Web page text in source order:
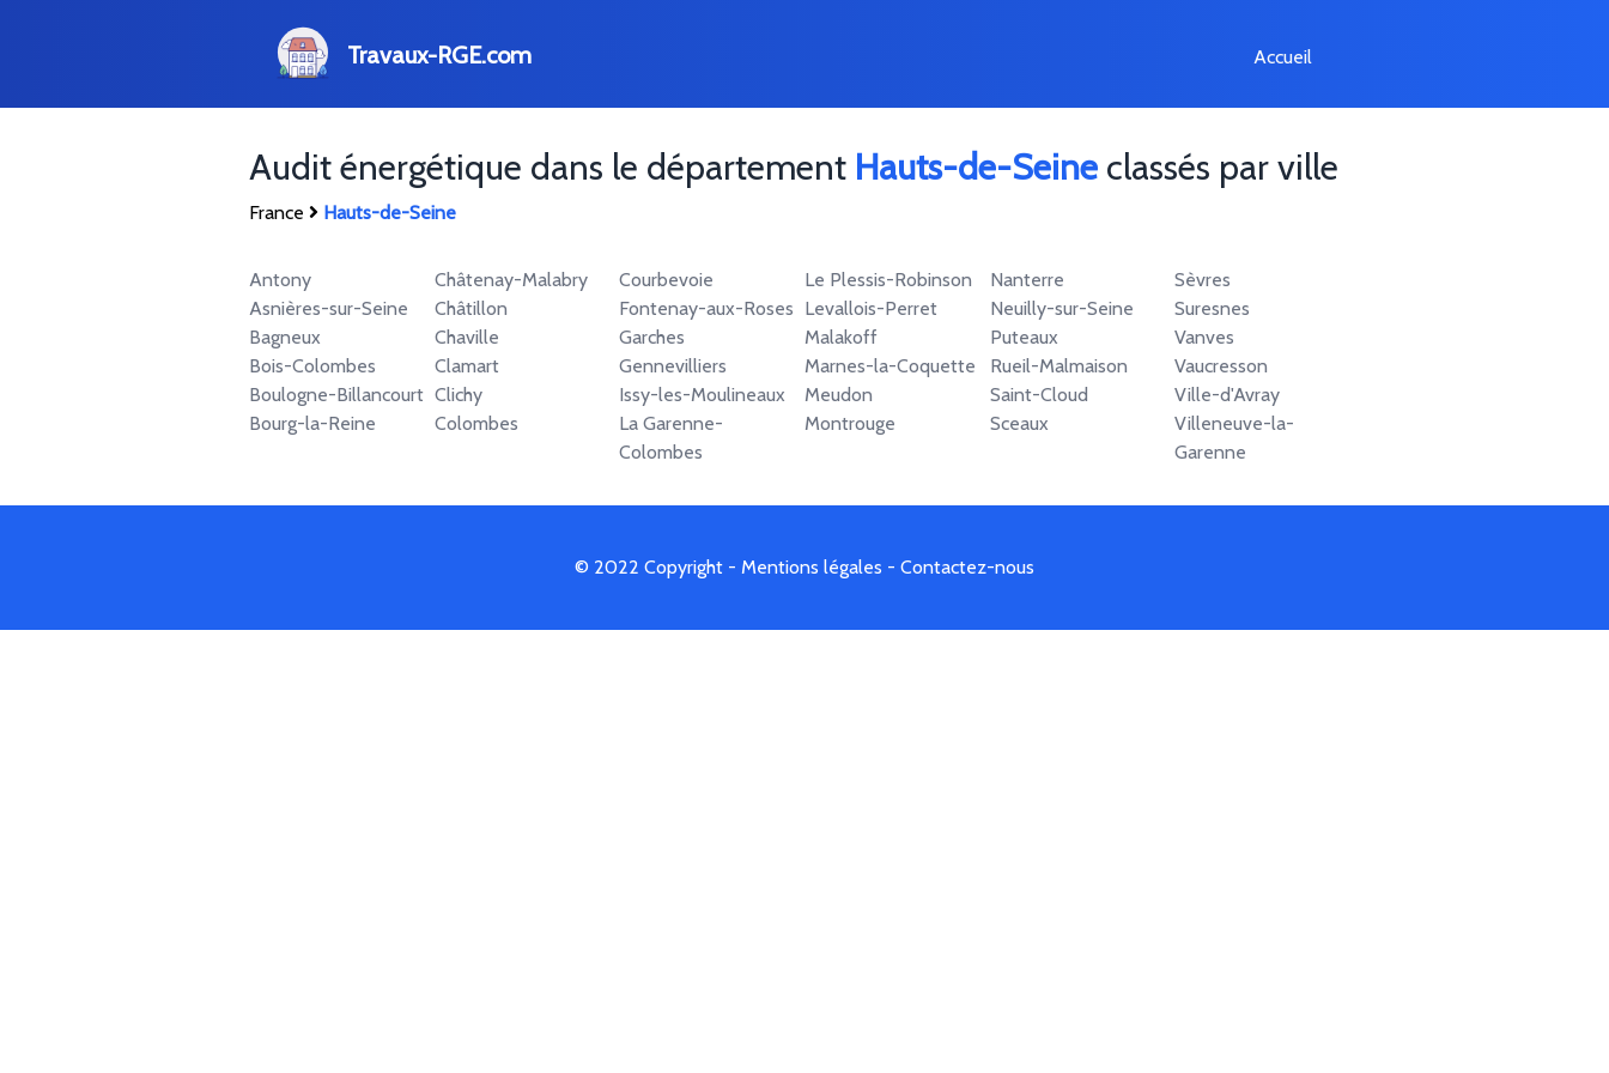
Travaux-RGE.com Accueil
Audit énergétique dans le département Hauts-de-Seine classés par ville
France Hauts-de-Seine
Antony
Asnières-sur-Seine
Bagneux
Bois-Colombes
Boulogne-Billancourt
Bourg-la-Reine
Châtenay-Malabry
Châtillon
Chaville
Clamart
Clichy
Colombes
Courbevoie
Fontenay-aux-Roses
Garches
Gennevilliers
Issy-les-Moulineaux
La Garenne-
Colombes
Le Plessis-Robinson
Levallois-Perret
Malakoff
Marnes-la-Coquette
Meudon
Montrouge
Nanterre
Neuilly-sur-Seine
Puteaux
Rueil-Malmaison
Saint-Cloud
Sceaux
Sèvres
Suresnes
Vanves
Vaucresson
Ville-d'Avray
Villeneuve-la-
Garenne
© 2022 Copyright - Mentions légales - Contactez-nous